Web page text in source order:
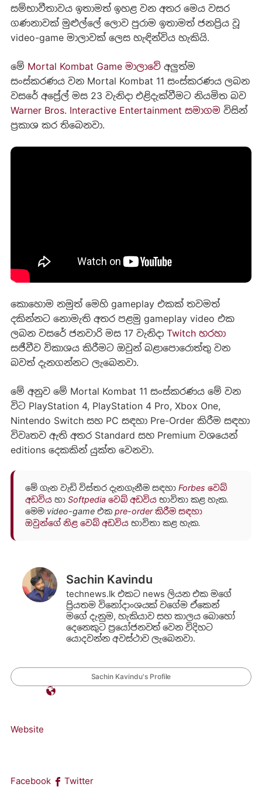
සම්භාවීතාවය ඉතාමත් ඉහළ වන අතර මෙය වසර
ගණනාවක් මුළුල්ලේ ලොව පුරාම ඉතාමත් ජනප්‍රිය වූ
video-game මාලාවක් ලෙස හැඳින්විය හැකියි.
මේ Mortal Kombat Game මාලාවේඅලුත්ම
සංස්කරණය වන Mortal Kombat 11 සංස්කරණය ලබන
වසරේ අප්‍රේල් මස 23 වැනිදා එළිදැක්වීමට නියමිත බව
Warner Bros. Interactive Entertainment සමාගම විසින්
ප්‍රකාශ කර තිබෙනවා.
‍කොහොම නමුත් මෙහි gameplay එකක් තවමත්
දකින්නට නොමැති අතර පළමු gameplay video එක
ලබන වසරේ ජනවාරි මස 17 වැනිදා Twitch හරහා
සජීවීව විකාශය කිරීමට ඔවුන් බළාපොරොත්තු වන
බවත් දැනගන්නට ලැබෙනවා.
මේ අනුව මේ Mortal Kombat 11 සංස්කරණය මේ වන
විට PlayStation 4, PlayStation 4 Pro, Xbox One,
Nintendo Switch සහ PC සඳහා Pre-Order කිරීම සඳහා
විවෘතව ඇති අතර Standard සහ Premium වශයෙන්
editions දෙකකින් යුක්ත වෙනවා.
මේ ගැන වැඩි විස්තර දැනගැනීම සඳහා Forbes වෙබ්
අඩවියහා Softpedia වෙබ් අඩවියභාවිතා කළ හැක.
මෙම video-game එක pre-order කිරීම සඳහා
ඔවුන්ගේ නිළ වෙබ් අඩවියභාවිතා කළ හැක.
Sachin Kavindu
technews.lk එකට news ලියන එක මගේ
ප්‍රියතම විනෝදාංශයක් වගේම ඒකෙන්
මගේ දැනුම, හැකියාව සහ කාලය බොහෝ
දෙනෙකුට ප්‍රයෝජනවත් වෙන විදිහට
යොදවන්න අවස්ථාව ලැබෙනවා.
Sachin Kavindu's Profile
Website
Facebook Twitter